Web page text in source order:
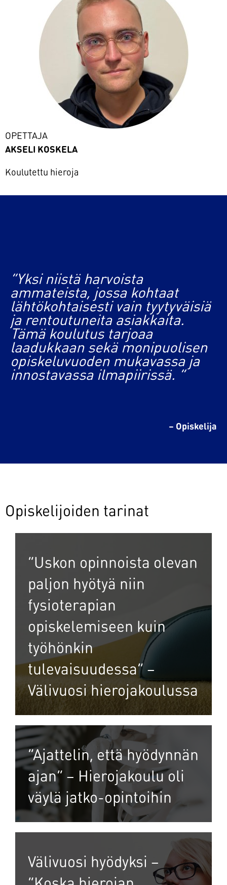
OPETTAJA
AKSELI KOSKELA
Koulutettu hieroja
”Yksi niistä harvoista
ammateista, jossa kohtaat
lähtökohtaisesti vain tyytyväisiä
ja rentoutuneita asiakkaita.
Tämä koulutus tarjoaa
laadukkaan sekä monipuolisen
opiskeluvuoden mukavassa ja
innostavassa ilmapiirissä. ”
– Opiskelija
Opiskelijoiden tarinat
”Uskon opinnoista olevan
paljon hyötyä niin
fysioterapian
opiskelemiseen kuin
työhönkin
tulevaisuudessa” –
Välivuosi hierojakoulussa
”Ajattelin, että hyödynnän
ajan” – Hierojakoulu oli
väylä jatko-opintoihin
Välivuosi hyödyksi –